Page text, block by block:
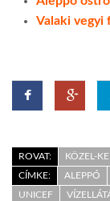
Valaki vegyi
ROVAT: KÖZEL-
CÍMKE:
ALEPPÓ
UNICEF